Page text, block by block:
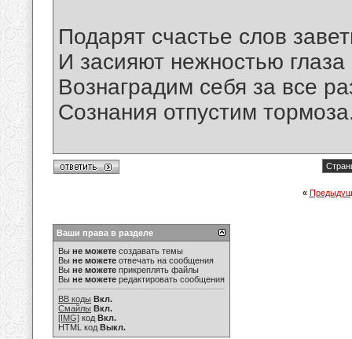
Подарят счастье слов
И засияют нежностью глаза
Вознаградим себя за все
Сознания отпустим
«
Ваши права в разделе
Вы не можете создавать темы
Вы не можете отвечать на сообщения
Вы не можете прикреплять файлы
Вы не можете редактировать сообщения
BB коды Вкл.
Смайлы Вкл.
[IMG] код Вкл.
HTML код Выкл.